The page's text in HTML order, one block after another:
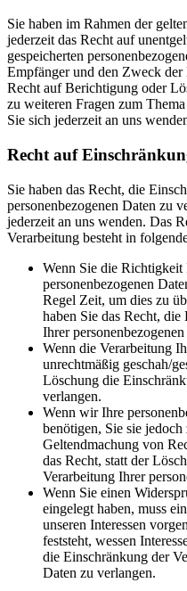
Sie haben im Rahmen der
jederzeit das Recht auf
gespeicherten
Empfänger und den Zweck
Recht auf Berichtigung oder
zu weiteren Fragen zum
Sie sich jederzeit an uns
Recht auf
Sie haben das Recht, die
personenbezogenen Daten zu
jederzeit an uns wenden. Das
Verarbeitung besteht in
Wenn Sie die Richtigkeit
personenbezogenen
Regel Zeit, um dies zu
haben Sie das Recht,
Ihrer
Wenn die Verarbeitung
unrechtmäßig geschah/
Löschung die
verlangen.
Wenn wir Ihre
benötigen, Sie sie
Geltendmachung von
das Recht, statt der
Verarbeitung Ihrer
Wenn Sie einen
eingelegt haben, muss
unseren Interessen
feststeht, wessen
die Einschränkung der
Daten zu verlangen.